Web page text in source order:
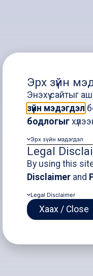
ХХК-
хаалт,
Эрх зүйн
Энэхүү сайтыг
зүйн мэдэгдэл
бодлогыг
Эрх зүйн мэдэгдэл
Legal
By using this
Disclaimer and
Legal Disclaimer
Хаах / Close